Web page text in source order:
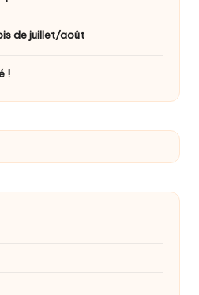
de juillet/août
!